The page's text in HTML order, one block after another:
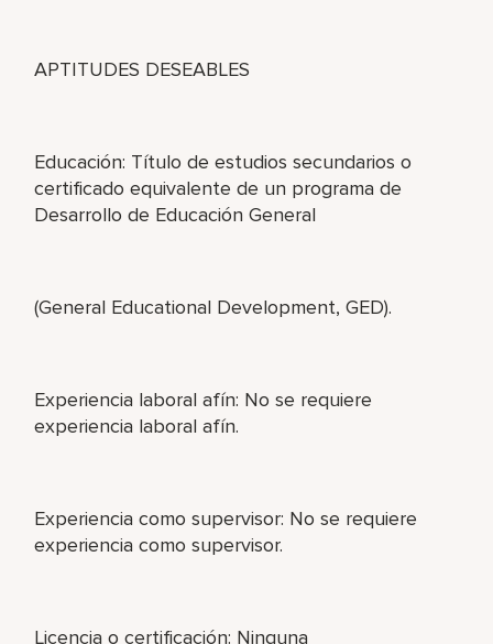
APTITUDES DESEABLES
Educación: Título de estudios secundarios o
certificado equivalente de un programa de
Desarrollo de Educación General
(General Educational Development, GED).
Experiencia laboral afín: No se requiere
experiencia laboral afín.
Experiencia como supervisor: No se requiere
experiencia como supervisor.
Licencia o certificación: Ninguna